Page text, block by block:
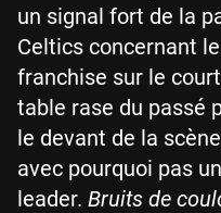
un signal fort de la
Celtics concernant
franchise sur le
table rase du passé
le devant de la
avec pourquoi pas
leader. Bruits de